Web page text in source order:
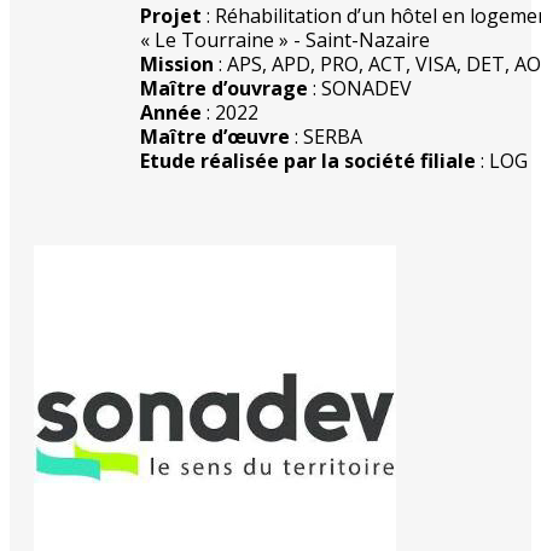
Projet : Réhabilitation d’un hôtel en
« Le Tourraine » - Saint-Nazaire
Mission : APS, APD, PRO, ACT, VISA, DET,
Maître d’ouvrage : SONADEV
Année : 2022
Maître d’œuvre : SERBA
Etude réalisée par la société filiale : LOG